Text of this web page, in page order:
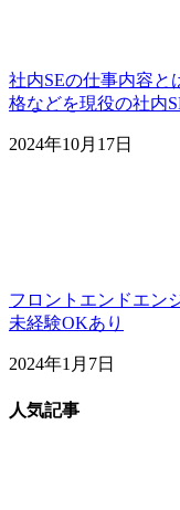
社内SEの仕事内容と
格などを現役の社内
2024年10月17日
フロントエンドエン
未経験OKあり
2024年1月7日
人気記事